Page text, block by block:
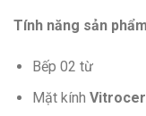
Tính năng sản phẩm
Bếp 02 từ
Mặt kính